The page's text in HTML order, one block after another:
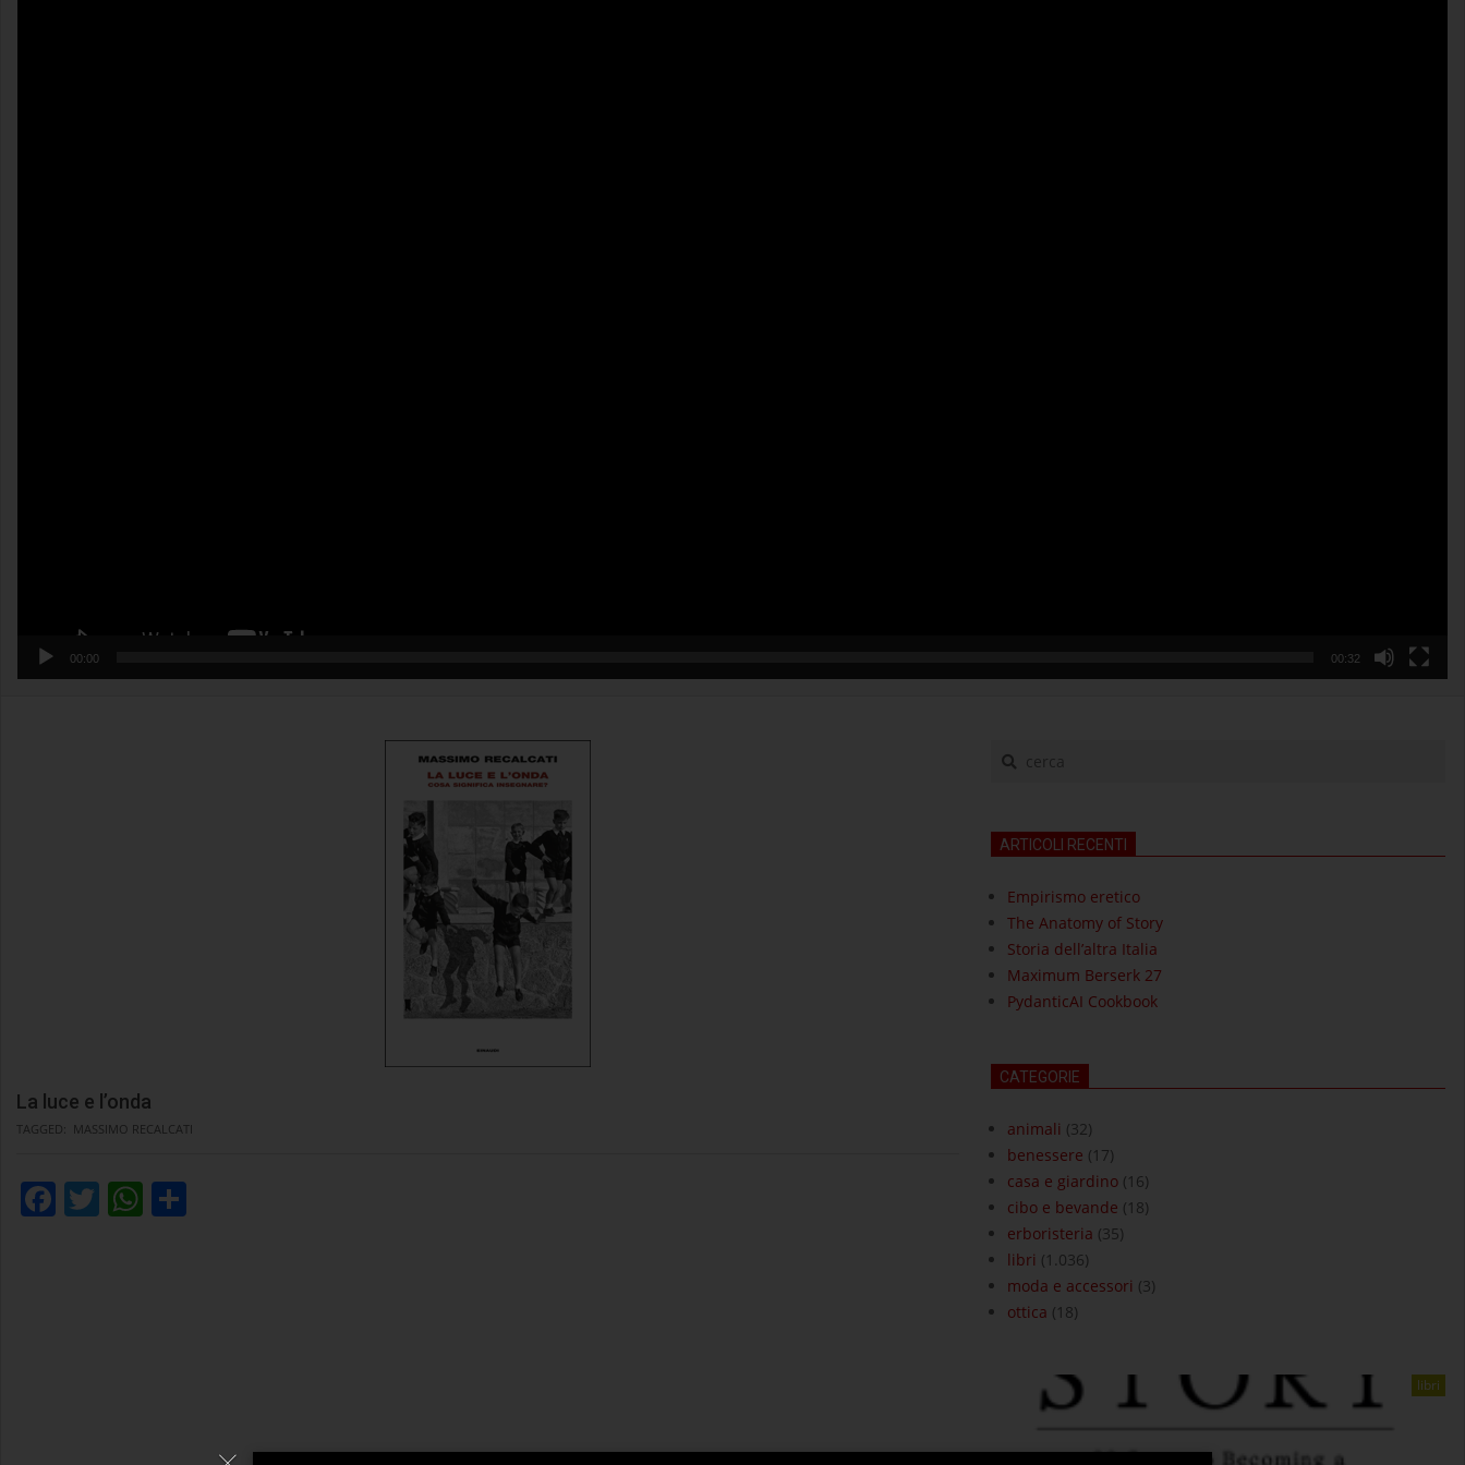
00:00 00:32
La luce e l’onda
TAGGED: MASSIMO RECALCATI
Facebook
TwitterWhatsApp
cerca
ARTICOLI RECENTI
Empirismo eretico
The Anatomy of Story
Storia dell’altra Italia
Maximum Berserk 27
PydanticAI Cookbook
CATEGORIE
animali (32)
benessere (17)
casa e giardino(16)
cibo e bevande (18)
erboristeria (35)
libri (1.036)
moda e accessori (3)
ottica (18)
libri